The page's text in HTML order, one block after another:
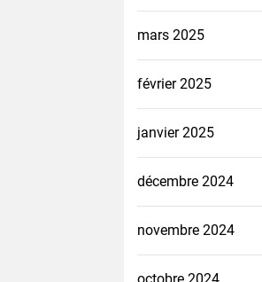
mars 2025
février 2025
janvier 2025
décembre 2024
novembre 2024